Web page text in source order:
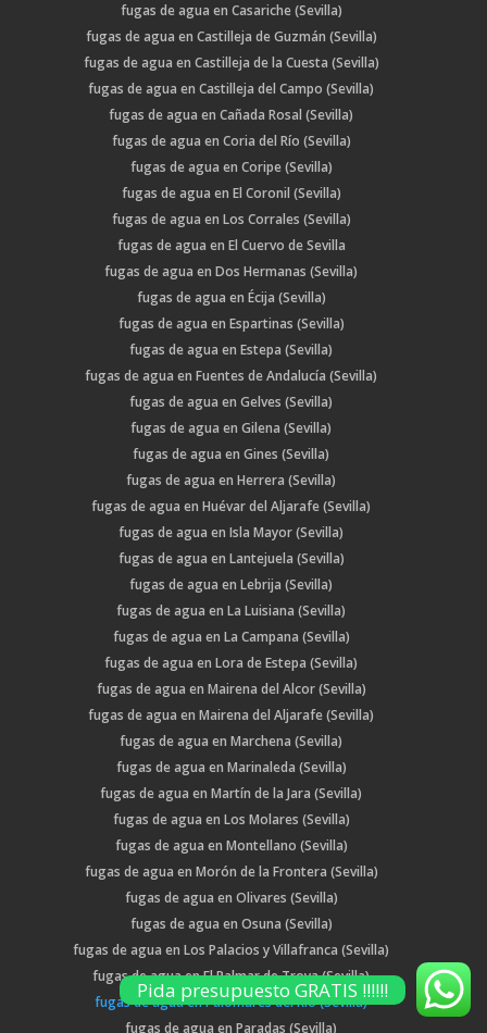
fugas de agua en Casariche (Sevilla)
fugas de agua en Castilleja de Guzmán (Sevilla)
fugas de agua en Castilleja de la Cuesta (Sevilla)
fugas de agua en Castilleja del Campo (Sevilla)
fugas de agua en Cañada Rosal (Sevilla)
fugas de agua en Coria del Río (Sevilla)
fugas de agua en Coripe (Sevilla)
fugas de agua en El Coronil (Sevilla)
fugas de agua en Los Corrales (Sevilla)
fugas de agua en El Cuervo de Sevilla
fugas de agua en Dos Hermanas (Sevilla)
fugas de agua en Écija (Sevilla)
fugas de agua en Espartinas (Sevilla)
fugas de agua en Estepa (Sevilla)
fugas de agua en Fuentes de Andalucía (Sevilla)
fugas de agua en Gelves (Sevilla)
fugas de agua en Gilena (Sevilla)
fugas de agua en Gines (Sevilla)
fugas de agua en Herrera (Sevilla)
fugas de agua en Huévar del Aljarafe (Sevilla)
fugas de agua en Isla Mayor (Sevilla)
fugas de agua en Lantejuela (Sevilla)
fugas de agua en Lebrija (Sevilla)
fugas de agua en La Luisiana (Sevilla)
fugas de agua en La Campana (Sevilla)
fugas de agua en Lora de Estepa (Sevilla)
fugas de agua en Mairena del Alcor (Sevilla)
fugas de agua en Mairena del Aljarafe (Sevilla)
fugas de agua en Marchena (Sevilla)
fugas de agua en Marinaleda (Sevilla)
fugas de agua en Martín de la Jara (Sevilla)
fugas de agua en Los Molares (Sevilla)
fugas de agua en Montellano (Sevilla)
fugas de agua en Morón de la Frontera (Sevilla)
fugas de agua en Olivares (Sevilla)
fugas de agua en Osuna (Sevilla)
fugas de agua en Los Palacios y Villafranca (Sevilla)
fugas de agua en El Palmar de Troya (Sevilla)
fugas de agua en Palomares del Río (Sevilla)
fugas de agua en Paradas (Sevilla)
Pida presupuesto GRATIS !!!!!!